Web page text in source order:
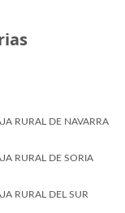
RURAL DE NAVARRA
RURAL DE SORIA
RURAL DEL SUR